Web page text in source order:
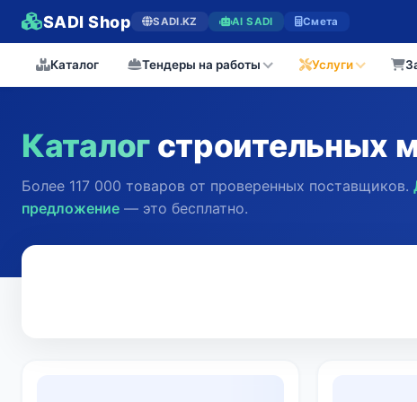
SADI Shop SADI.KZ AI SADI Смета
Каталог Тендеры на работы Услуги
Каталогстроительных
Более 117 000 товаров от проверенных поставщиков.
предложение — это бесплатно.